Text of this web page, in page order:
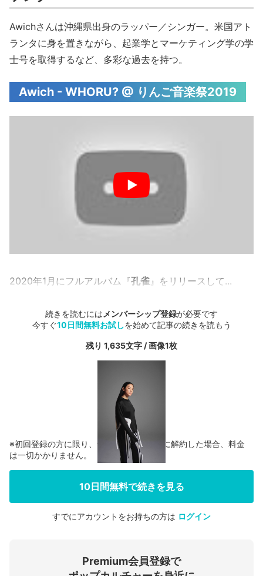
Awichさんは沖縄県出身のラッパー／シンガー。米国アト
ランタに身を置きながら、起業学とマーケティング学の学
士号を取得するなど、多彩な過去を持つ。
Awich - WHORU? @ りんご音楽祭2019
2020年1月にフルアルバム『孔雀 』をリリースして...
続きを読むには メンバーシップ登録が必要です
今すぐ10日間無料お試しを始めて記事の続きを読もう
残り 1,635文字 / 画像1枚
会員登録する
ログインする
※初回登録の方に限り、無料お試し期間中に解約した場合、料金
は一切かかりません。
10日間無料で続きを見る
すでにアカウントをお持ちの方は ログイン
Premium会員登録で